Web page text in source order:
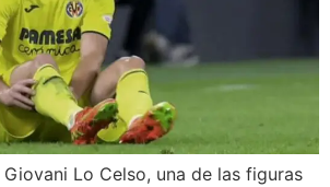
Lo Celso, una de las figuras